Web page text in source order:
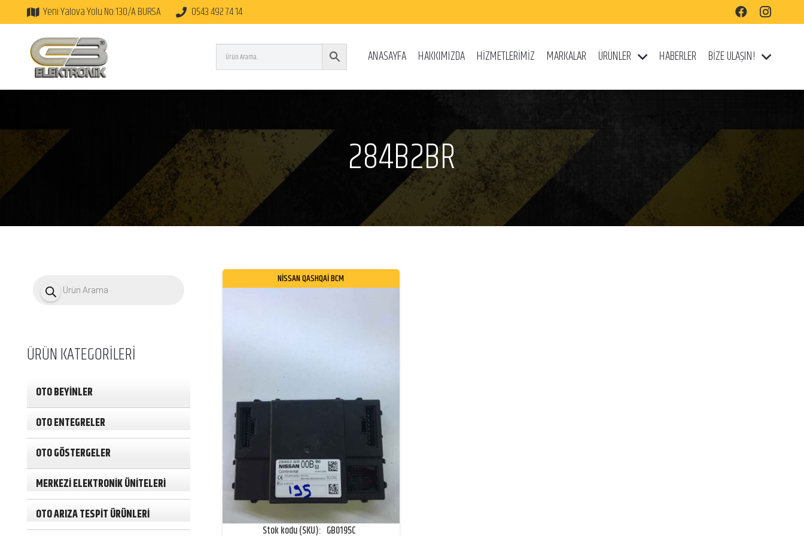
Yeni Yalova Yolu No:130/A BURSA 0543 492 74 14
ANASAYFA HAKKIMIZDA HİZMETLERİMİZ MARKALAR ÜRÜNLER HABERLER BİZE ULAŞIN!
284B2BR
t
s
a
c
h
ÜRÜN KATEGORİLERİ
OTO BEYİNLER
OTO ENTEGRELER
OTO GÖSTERGELER
MERKEZİ ELEKTRONİK ÜNİTELERİ
OTO ARIZA TESPİT ÜRÜNLERİ
NİSSAN QASHQAİ BCM
Stok kodu (SKU): GB0195C